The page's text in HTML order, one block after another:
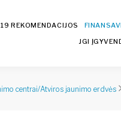
REKOMENDACIJOS
JGI
centrai/Atviros jaunimo erdvės